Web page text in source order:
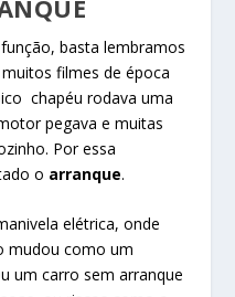
basta lembramos
filmes de época
chapéu rodava uma
pegava e muitas
Por essa
o arranque.
elétrica, onde
mudou como um
um carro sem arranque